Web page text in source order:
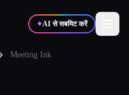
✦AI से सबमिट करें
Meeting Ink